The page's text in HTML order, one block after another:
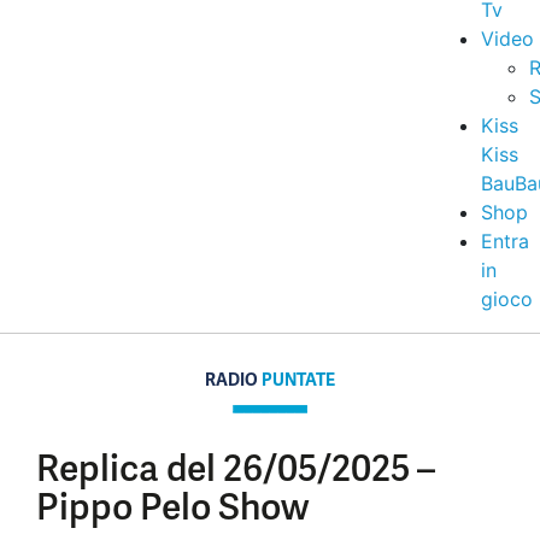
Tv
Video
Kiss
Kiss
Shop
Entra
in
gioco
RADIO PUNTATE
Replica del 26/05/2025 –
Pippo Pelo Show